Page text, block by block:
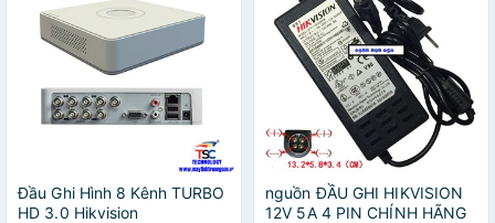
Đầu Ghi Hình 8 Kênh TURBO
HD 3.0 Hikvision
nguồn ĐẦU GHI HIKVISION
12V 5A 4 PIN CHÍNH HÃNG